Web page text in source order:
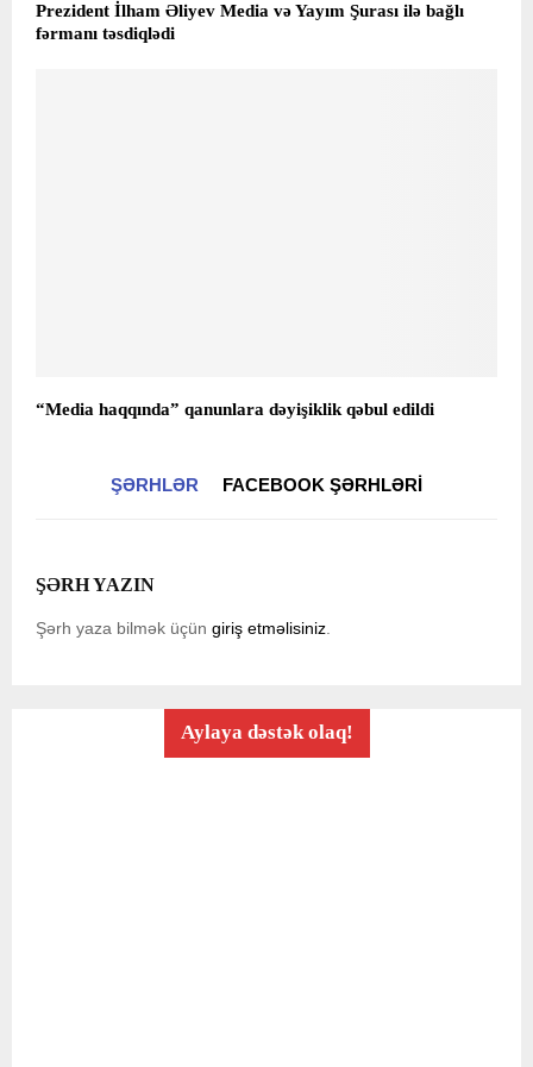
Prezident İlham Əliyev Media və Yayım Şurası ilə bağlı
fərmanı təsdiqlədi
“Media haqqında” qanunlara dəyişiklik qəbul edildi
ŞƏRHLƏR FACEBOOK ŞƏRHLƏRI
ŞƏRH YAZIN
Şərh yaza bilmək üçün giriş etməlisiniz
Aylaya dəstək olaq!